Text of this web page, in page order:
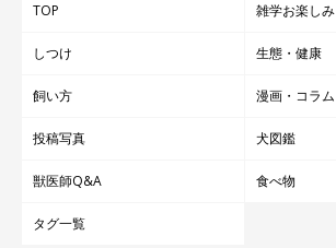
TOP 雑学お楽しみ
しつけ 生態・健康
飼い方 漫画・コラム
投稿写真 犬図鑑
獣医師Q&A 食べ物
タグ一覧